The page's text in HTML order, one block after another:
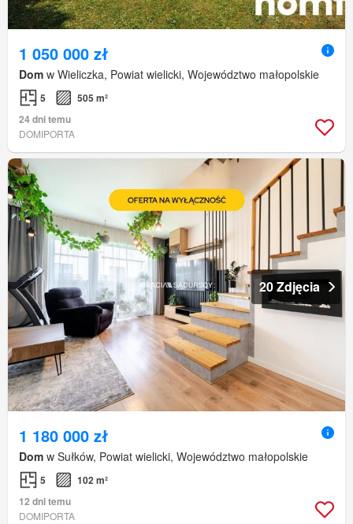
1 050 000 zł
Dom w Wieliczka, Powiat wielicki, Województwo małopolskie
5
505 m²
24 dni temu
DOMIPORTA
20 Zdjęcia
1 180 000 zł
Dom w Sułków, Powiat wielicki, Województwo małopolskie
5
102 m²
12 dni temu
DOMIPORTA